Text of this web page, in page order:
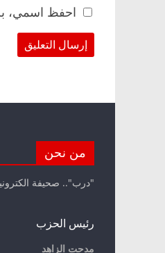
احفظ اسمي،
من نحن
"درب".. صحيفة
رئيس الحزب
مدحت الزاهد